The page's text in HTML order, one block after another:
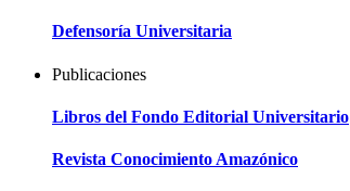
Defensoría Universitaria
Publicaciones
Libros del Fondo Editorial Universitario
Revista Conocimiento Amazónico